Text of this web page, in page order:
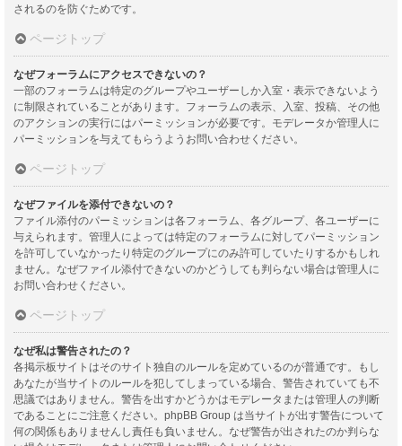
されるのを防ぐためです。
ページトップ
なぜフォーラムにアクセスできないの？
一部のフォーラムは特定のグループやユーザーしか入室・表示できないよう
に制限されていることがあります。フォーラムの表示、入室、投稿、その他
のアクションの実行にはパーミッションが必要です。モデレータか管理人に
パーミッションを与えてもらうようお問い合わせください。
ページトップ
なぜファイルを添付できないの？
ファイル添付のパーミッションは各フォーラム、各グループ、各ユーザーに
与えられます。管理人によっては特定のフォーラムに対してパーミッション
を許可していなかったり特定のグループにのみ許可していたりするかもしれ
ません。なぜファイル添付できないのかどうしても判らない場合は管理人に
お問い合わせください。
ページトップ
なぜ私は警告されたの？
各掲示板サイトはそのサイト独自のルールを定めているのが普通です。もし
あなたが当サイトのルールを犯してしまっている場合、警告されていても不
思議ではありません。警告を出すかどうかはモデレータまたは管理人の判断
であることにご注意ください。phpBB Group は当サイトが出す警告について
何の関係もありませんし責任も負いません。なぜ警告が出されたのか判らな